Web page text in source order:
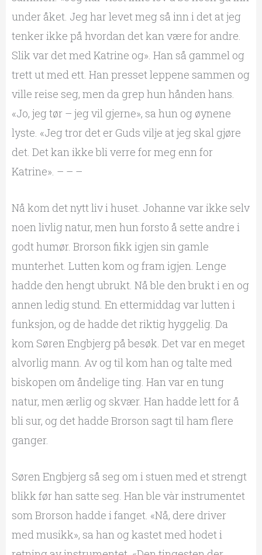
under åket. Jeg har levet meg så inn i det at jeg
tenker ikke på hvordan det kan være for andre.
Slik var det med Katrine og». Han så gammel og
trett ut med ett. Han presset leppene sammen og
ville reise seg, men da grep hun hånden hans.
«Jo, jeg tør – jeg vil gjerne», sa hun og øynene
lyste. «Jeg tror det er Guds vilje at jeg skal gjøre
det. Det kan ikke bli verre for meg enn for
Katrine». – – –
Nå kom det nytt liv i huset. Johanne var ikke selv
noen livlig natur, men hun forsto å sette andre i
godt humør. Brorson fikk igjen sin gamle
munterhet. Lutten kom og fram igjen. Lenge
hadde den hengt ubrukt. Nå ble den brukt i en og
annen ledig stund. En ettermiddag var lutten i
funksjon, og de hadde det riktig hyggelig. Da
kom Søren Engbjerg på besøk. Det var en meget
alvorlig mann. Av og til kom han og talte med
biskopen om åndelige ting. Han var en tung
natur, men ærlig og skvær. Han hadde lett for å
bli sur, og det hadde Brorson sagt til ham flere
ganger.
Søren Engbjerg så seg om i stuen med et strengt
blikk før han satte seg. Han ble vàr instrumentet
som Brorson hadde i fanget. «Nå, dere driver
med musikk», sa han og kastet med hodet i